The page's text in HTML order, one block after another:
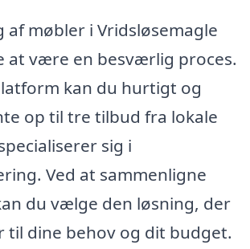
af møbler i Vridsløsemagle
at være en besværlig proces.
kan du hurtigt og
op til tre tilbud fra lokale
sig i
Ved at sammenligne
du vælge den løsning, der
til dine behov og dit budget.